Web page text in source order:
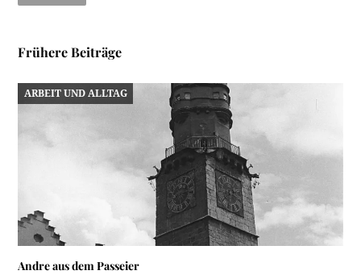
Frühere Beiträge
ARBEIT UND ALLTAG
Andre aus dem Passeier